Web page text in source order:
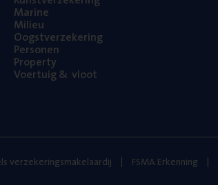
Mari­ne
Mili­eu
Oogst­ver­ze­ke­ring
Per­so­nen
Pro­per­ty
Voer­tuig& vloot
verzekeringsmakelaardij FSMA Erkenning